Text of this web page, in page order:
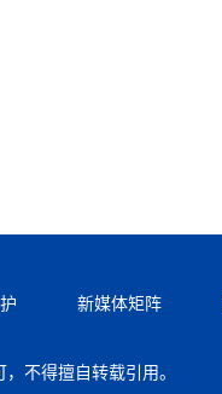
新媒体矩阵
不得擅自转载引用。